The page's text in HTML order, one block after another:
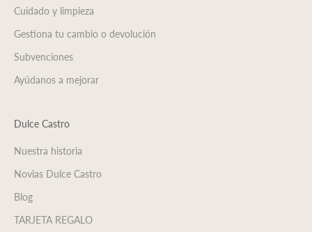
Cuidado y limpieza
Gestiona tu cambio o devolución
Subvenciones
Ayúdanos a mejorar
Dulce Castro
Nuestra historia
Novias Dulce Castro
Blog
TARJETA REGALO